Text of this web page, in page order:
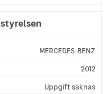
MERCEDES-BENZ
2012
Uppgift saknas